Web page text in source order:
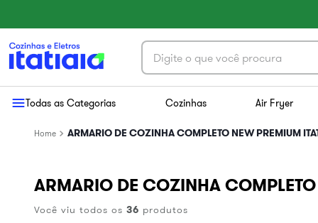
Digite o que você procura
Todas as Categorias Cozinhas Air Fryer
ARMARIO DE COZINHA COMPLETO NEW PREMIUM
ARMARIO DE COZINHA
Você viu todos os 36 produtos
Termos mais buscados
4º
cozinha completa
5º
balcão itatiaia